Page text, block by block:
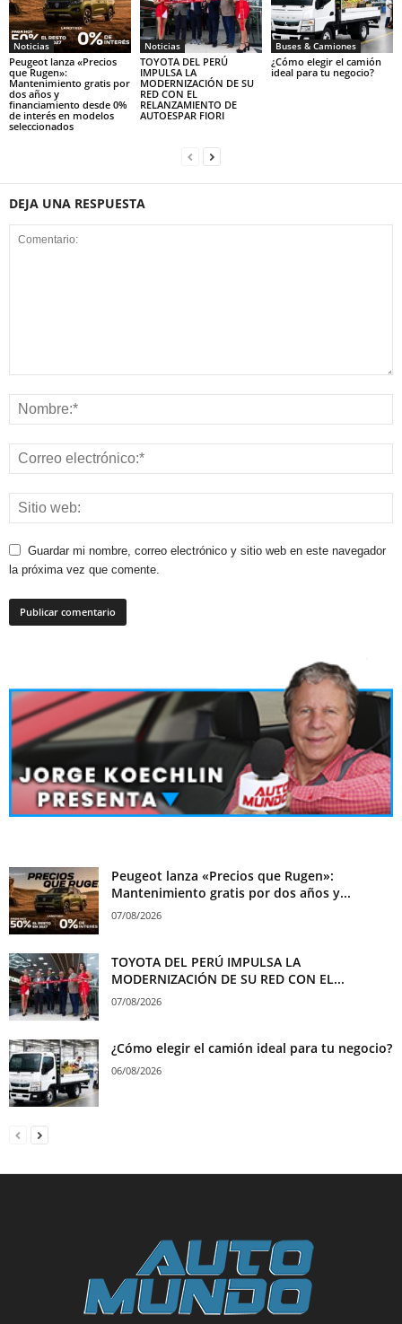
Noticias
Peugeot lanza «Precios
que Rugen»:
Mantenimiento gratis por
dos años y
financiamiento desde 0%
de interés en modelos
seleccionados
Noticias
TOYOTA DEL PERÚ
IMPULSA LA
MODERNIZACIÓN DE SU
RED CON EL
RELANZAMIENTO DE
AUTOESPAR FIORI
Buses & Camiones
¿Cómo elegir el camión
ideal para tu negocio?
DEJA UNA RESPUESTA
Guardar mi nombre, correo electrónico y sitio web en este navegador
la próxima vez que comente.
Peugeot lanza «Precios que Rugen»:
Mantenimiento gratis por dos años y...
07/08/2026
TOYOTA DEL PERÚ IMPULSA LA
MODERNIZACIÓN DE SU RED CON EL...
07/08/2026
¿Cómo elegir el camión ideal para tu negocio?
06/08/2026